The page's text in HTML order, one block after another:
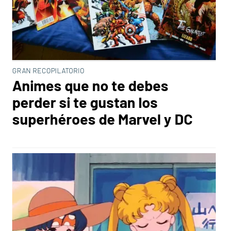
GRAN RECOPILATORIO
Animes que no te debes
perder si te gustan los
superhéroes de Marvel y DC